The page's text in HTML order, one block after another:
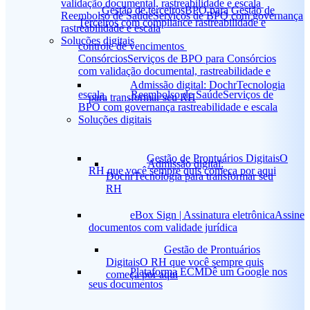
Gestão de terceirosBPO para Gestão de
Terceiros com compliance rastreabilidade e
controle de vencimentos
ConsórciosServiços de BPO para Consórcios
com validação documental, rastreabilidade e
escala
Reembolso de SaúdeServiços de
BPO com governança rastreabilidade e escala
Soluções digitais
Admissão digital:
DochrTecnologia para transformar seu
RH
Gestão de Prontuários
DigitaisO RH que você sempre quis
começa por aqui
validação documental, rastreabilidade e escala
Reembolso de SaúdeServiços de BPO com governança
rastreabilidade e escala
Soluções digitais
Admissão digital: DochrTecnologia
para transformar seu RH
Gestão de Prontuários DigitaisO
RH que você sempre quis começa por aqui
eBox Sign | Assinatura eletrônicaAssine
documentos com validade jurídica
Plataforma ECMDê um Google nos
seus documentos